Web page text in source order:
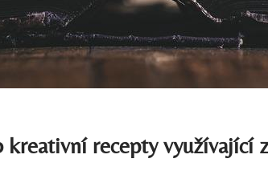
kreativní recepty využívající